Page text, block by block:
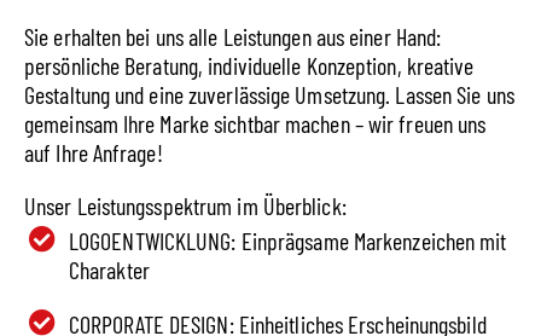
Sie erhalten bei uns alle Leistungen aus einer Hand:
persönliche Beratung, individuelle Konzeption, kreative
Gestaltung und eine zuverlässige Umsetzung. Lassen Sie uns
gemeinsam Ihre Marke sichtbar machen – wir freuen uns
auf Ihre Anfrage!
Unser Leistungsspektrum im Überblick:
LOGOENTWICKLUNG: Einprägsame Markenzeichen mit
Charakter
CORPORATE DESIGN: Einheitliches Erscheinungsbild